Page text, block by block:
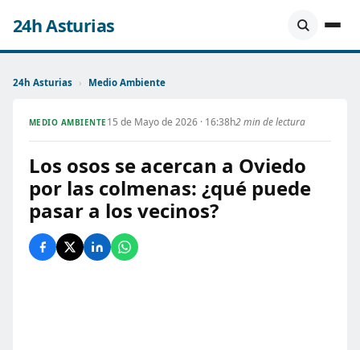
24h Asturias
24h Asturias › Medio Ambiente
MEDIO AMBIENTE 15 de Mayo de 2026 · 16:38h2 min de lectura
Los osos se acercan a Oviedo
por las colmenas: ¿qué puede
pasar a los vecinos?